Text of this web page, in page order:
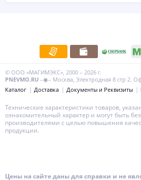
© ООО «МАГИМЭКС», 2000 – 2026 г.
PNEVMO.RU –◉– Москва, Электродная 8 стр 2.
Каталог
Доставка Документы и Реквизиты
Технические характеристики товаров,
ознакомительный характер и могут быть
производителями с целью повышения
продукции.
Цены на сайте даны для справки и не